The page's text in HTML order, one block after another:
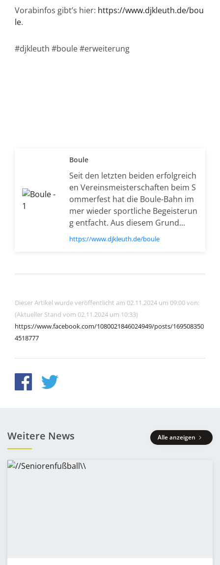
Vorabinfos gibt’s hier: https://www.djkleuth.de/bou
le.
#djkleuth #boule #erweiterung
Boule
Seit den letzten beiden erfolgreich
en Vereinsmeisterschaften beim S
ommerfest hat die Boule-Bahn im
mer wieder sportliche Begeisterun
g entfacht. Aus diesem Grund...
https://www.djkleuth.de/boule
Dieser Artikel wurde veröffentlicht am 02.11.2024 um 09:00 von:
(Aktueller Stand vom 02.11.2024 um 10:33)
https://www.facebook.com/1080021846024949/posts/169508350
4518777
Weitere News Alle anzeigen